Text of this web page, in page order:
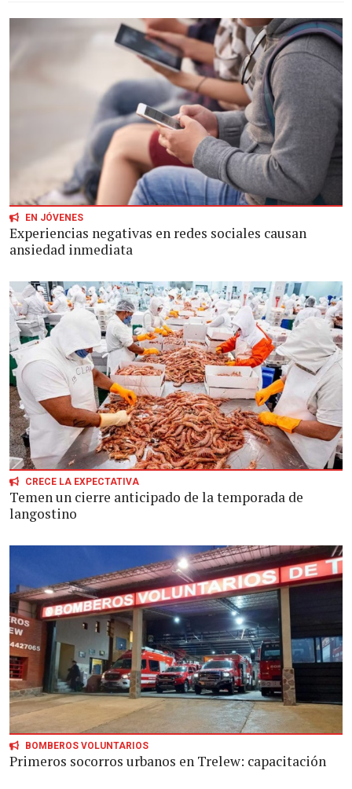
EN JÓVENES
Experiencias negativas en redes sociales causan
ansiedad inmediata
CRECE LA EXPECTATIVA
Temen un cierre anticipado de la temporada de
langostino
BOMBEROS VOLUNTARIOS
Primeros socorros urbanos en Trelew: capacitación